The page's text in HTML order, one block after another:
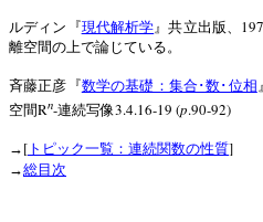
ルディン『現代解析学』共立出版、
離空間の上で論じている。
斉藤正彦『数学の基礎：集合･数･位相
空間Rn-連続写像3.4.16-19 (p.90-92)
→ [ トピック一覧：連続関数の性質]
→総目次